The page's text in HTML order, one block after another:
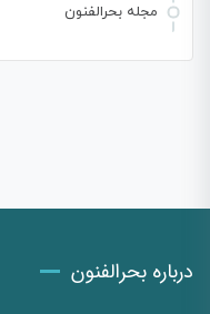
مجله بحرالفنون
درباره بحرالفنون